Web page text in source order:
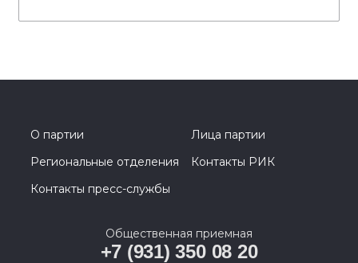
О партии
Лица партии
Региональные отделения
Контакты РИК
Контакты пресс-службы
Общественная приемная
+7 (931) 350 08 20